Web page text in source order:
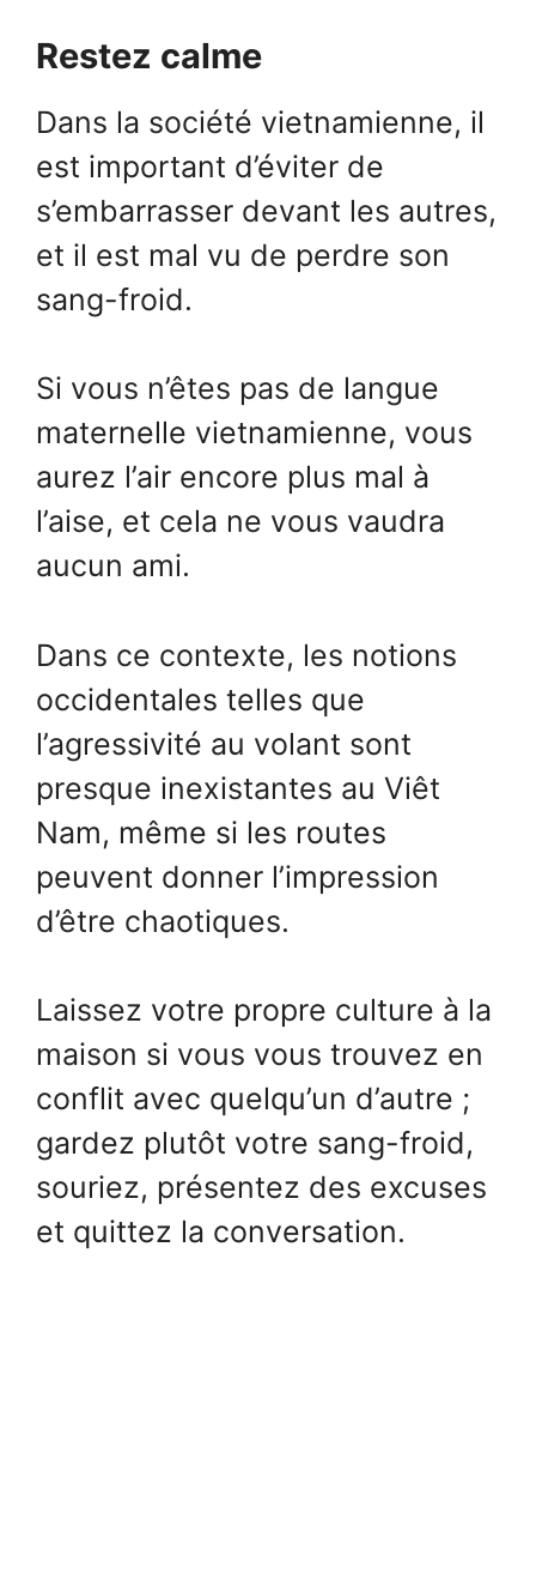
Restez calme
Dans la société vietnamienne, il
est important d’éviter de
s’embarrasser devant les autres,
et il est mal vu de perdre son
sang-froid.
Si vous n’êtes pas de langue
maternelle vietnamienne, vous
aurez l’air encore plus mal à
l’aise, et cela ne vous vaudra
aucun ami.
Dans ce contexte, les notions
occidentales telles que
l’agressivité au volant sont
presque inexistantes au Viêt
Nam, même si les routes
peuvent donner l’impression
d’être chaotiques.
Laissez votre propre culture à la
maison si vous vous trouvez en
conflit avec quelqu’un d’autre ;
gardez plutôt votre sang-froid,
souriez, présentez des excuses
et quittez la conversation.